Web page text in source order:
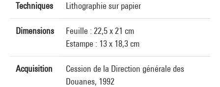
Techniques Lithographie sur papier
Dimensions
Feuille : 22,5 x 21 cm
Estampe : 13 x 18,3 cm
Acquisition
Cession de la Direction générale des
Douanes, 1992